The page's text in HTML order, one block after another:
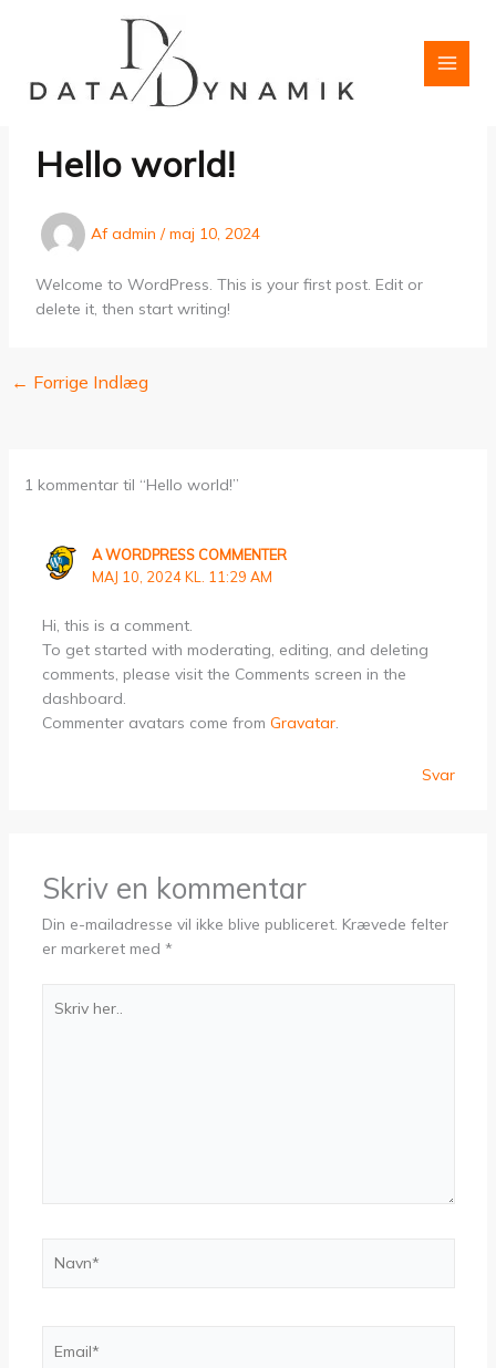
Hello world!
Afadmin /maj 10, 2024
Welcome to WordPress. This is your first post. Edit or
delete it, then start writing!
← Forrige Indlæg
1 kommentar til “Hello world!”
A WORDPRESS COMMENTER
MAJ 10, 2024 KL. 11:29 AM
Hi, this is a comment.
To get started with moderating, editing, and deleting
comments, please visit the Comments screen in the
dashboard.
Commenter avatars come from Gravatar.
Svar
Skriv en kommentar
Din e-mailadresse vil ikke blive publiceret. Krævede felter
er markeret med *
her..